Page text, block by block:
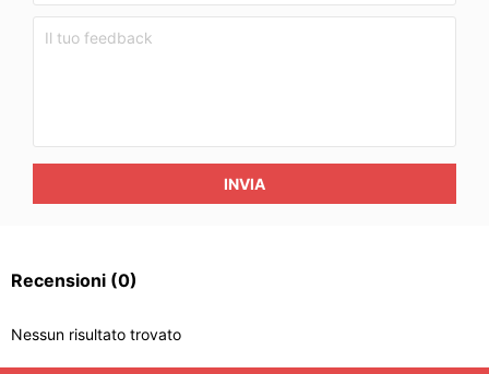
INVIA
Recensioni (0)
Nessun risultato trovato